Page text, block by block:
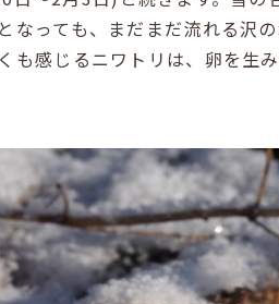
っても、まだまだ流れる沢
感じるニワトリは、卵を生